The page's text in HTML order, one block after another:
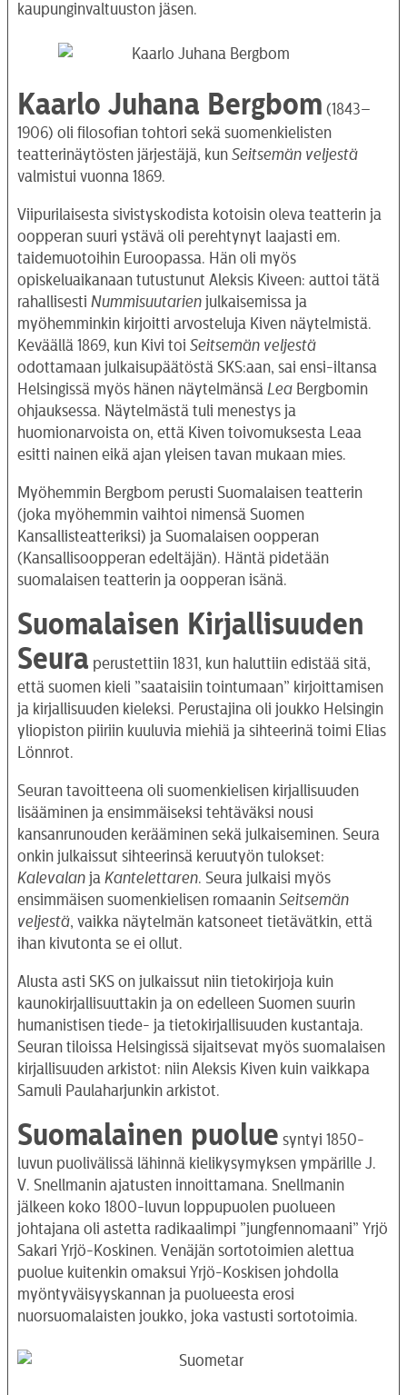
kaupunginvaltuuston jäsen.
Kaarlo Juhana Bergbom (1843–
1906) oli filosofian tohtori sekä suomenkielisten
teatterinäytösten järjestäjä, kun Seitsemän veljestä
valmistui vuonna 1869.
Viipurilaisesta sivistyskodista kotoisin oleva teatterin ja
oopperan suuri ystävä oli perehtynyt laajasti em.
taidemuotoihin Euroopassa. Hän oli myös
opiskeluaikanaan tutustunut Aleksis Kiveen: auttoi tätä
rahallisesti Nummisuutarien julkaisemissa ja
myöhemminkin kirjoitti arvosteluja Kiven näytelmistä.
Keväällä 1869, kun Kivi toi Seitsemän veljestä
odottamaan julkaisupäätöstä SKS:aan, sai ensi-iltansa
Helsingissä myös hänen näytelmänsä Lea Bergbomin
ohjauksessa. Näytelmästä tuli menestys ja
huomionarvoista on, että Kiven toivomuksesta Leaa
esitti nainen eikä ajan yleisen tavan mukaan mies.
Myöhemmin Bergbom perusti Suomalaisen teatterin
(joka myöhemmin vaihtoi nimensä Suomen
Kansallisteatteriksi) ja Suomalaisen oopperan
(Kansallisoopperan edeltäjän). Häntä pidetään
suomalaisen teatterin ja oopperan isänä.
Suomalaisen Kirjallisuuden
Seura perustettiin 1831, kun haluttiin edistää sitä,
että suomen kieli ”saataisiin tointumaan” kirjoittamisen
ja kirjallisuuden kieleksi. Perustajina oli joukko Helsingin
yliopiston piiriin kuuluvia miehiä ja sihteerinä toimi Elias
Lönnrot.
Seuran tavoitteena oli suomenkielisen kirjallisuuden
lisääminen ja ensimmäiseksi tehtäväksi nousi
kansanrunouden kerääminen sekä julkaiseminen. Seura
onkin julkaissut sihteerinsä keruutyön tulokset:
Kalevalan ja Kantelettaren. Seura julkaisi myös
ensimmäisen suomenkielisen romaanin Seitsemän
veljestä, vaikka näytelmän katsoneet tietävätkin, että
ihan kivutonta se ei ollut.
Alusta asti SKS on julkaissut niin tietokirjoja kuin
kaunokirjallisuuttakin ja on edelleen Suomen suurin
humanistisen tiede- ja tietokirjallisuuden kustantaja.
Seuran tiloissa Helsingissä sijaitsevat myös suomalaisen
kirjallisuuden arkistot: niin Aleksis Kiven kuin vaikkapa
Samuli Paulaharjunkin arkistot.
Suomalainen puolue syntyi 1850-
luvun puolivälissä lähinnä kielikysymyksen ympärille J.
V. Snellmanin ajatusten innoittamana. Snellmanin
jälkeen koko 1800-luvun loppupuolen puolueen
johtajana oli astetta radikaalimpi ”jungfennomaani” Yrjö
Sakari Yrjö-Koskinen. Venäjän sortotoimien alettua
puolue kuitenkin omaksui Yrjö-Koskisen johdolla
myöntyväisyyskannan ja puolueesta erosi
nuorsuomalaisten joukko, joka vastusti sortotoimia.